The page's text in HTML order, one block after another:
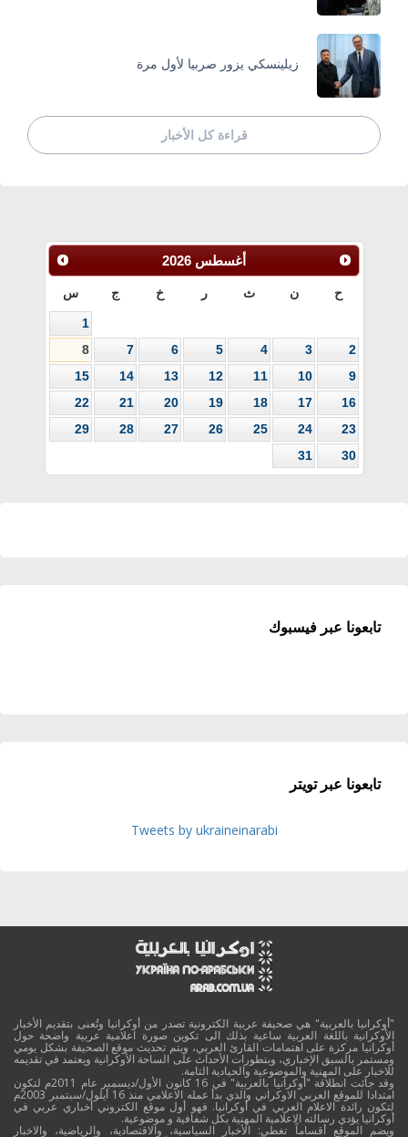
زيلينسكي يزور صربيا لأول مرة
قراءة كل الأخبار
أغسطس 2026
ح ن ث ر خ ج س
1
2
3
4
5
6
7
8
9
10
11
12
13
14
15
16
17
18
19
20
21
22
23
24
25
26
27
28
29
30
31
تابعونا عبر فيسبوك
تابعونا عبر تويتر
Tweets by ukraineinarabi
"أوكرانيا بالعربية" هي صحيفة عربية الكترونية تصدر من أوكرانيا وتُعنى بتقديم الأخبار
الأوكرانية باللغة العربية ساعية بذلك الى تكوين صورة اعلامية عربية واضحة حول
أوكرانيا مركزة على اهتمامات القارئ العربي، ويتم تحديث موقع الصحيفة بشكل يومي
ومستمر بالسبق الإخباري، وبتطورات الأحداث على الساحة الأوكرانية ويعتمد في تقديمه
للاخبار على المهنية والموضوعية والحيادية التامة.
وقد جائت انطلاقة "أوكرانيا بالعربية" في 16 كانون الأول/ديسمبر عام 2011م لتكون
امتدادا للموقع العربي الاوكراني والذي بدأ عمله الاعلامي منذ 16 أيلول/سبتمبر 2003م
لتكون رائدة الاعلام العربي في أوكرانيا. فهو أول موقع الكتروني أخباري عربي في
أوكرانيا يؤدي رسالته الاعلامية المهنية بكل شفافية و موضوعية.
ويضم الموقع أقساماً تغطي: الأخبار السياسية، والاقتصادية، والرياضية، والاخبار